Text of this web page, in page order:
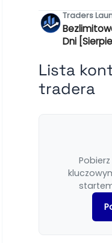
Traders
Dni
Lista
tradera